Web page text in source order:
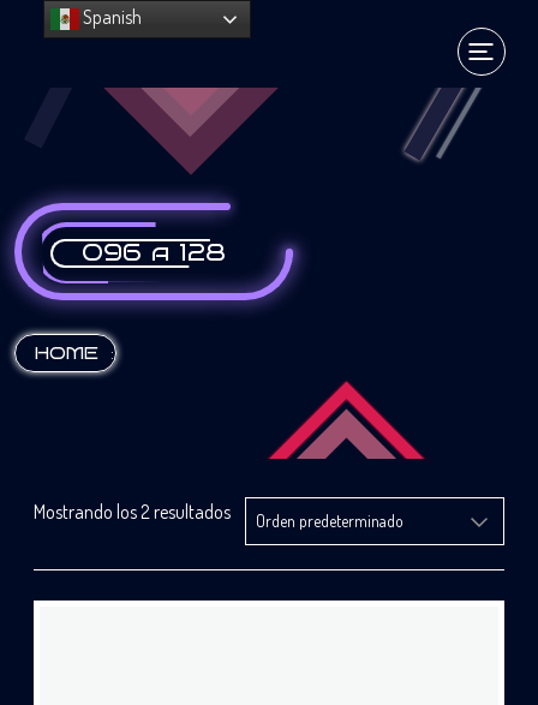
096 a 128
HOME :
Mostrando los 2 resultados
Spanish